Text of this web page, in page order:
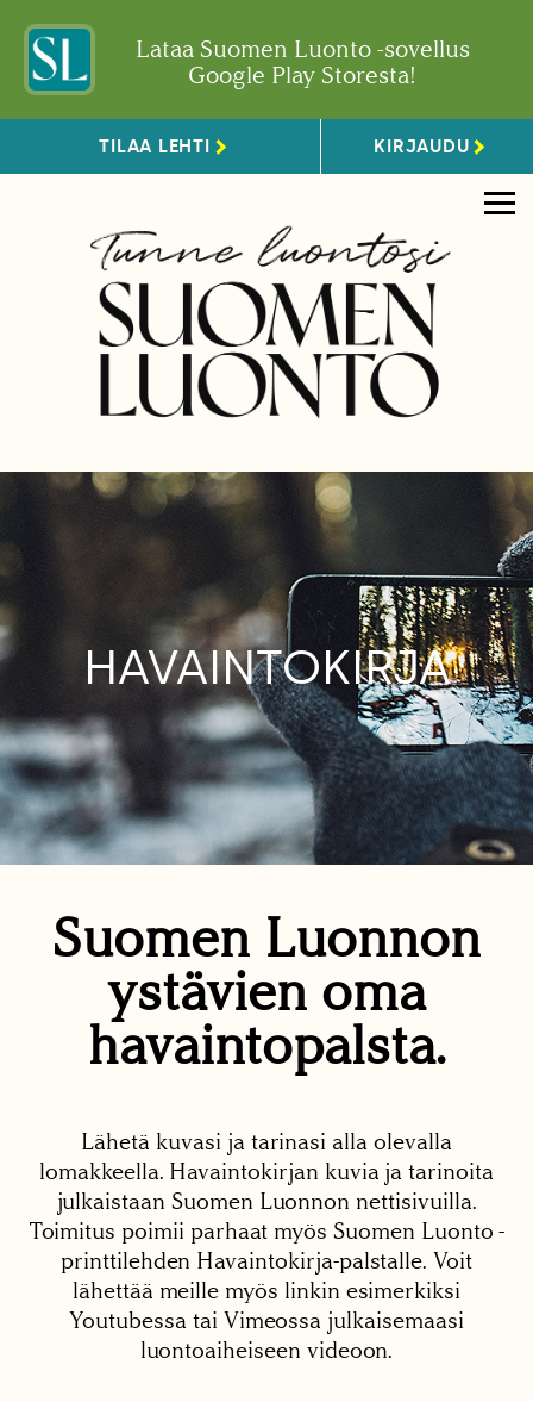
Lataa Suomen Luonto -sovellus
Google Play Storesta!
TILAA LEHTI KIRJAUDU
HAVAINTOKIRJA
Suomen Luonnon
ystävien oma
havaintopalsta.
Lähetä kuvasi ja tarinasi alla olevalla
lomakkeella. Havaintokirjan kuvia ja tarinoita
julkaistaan Suomen Luonnon nettisivuilla.
Toimitus poimii parhaat myös Suomen Luonto -
printtilehden Havaintokirja-palstalle. Voit
lähettää meille myös linkin esimerkiksi
Youtubessa tai Vimeossa julkaisemaasi
luontoaiheiseen videoon.